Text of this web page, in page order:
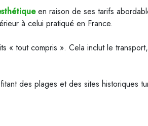
en raison de ses tarifs
à celui pratiqué en France.
« tout compris ». Cela inclut le
des plages et des sites historiques